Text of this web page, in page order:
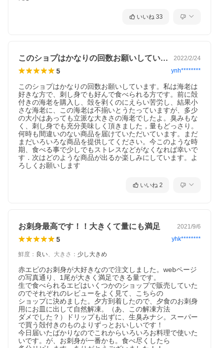
いいね 33
このショプはかなりの回数お願いしていま… 2022/2/24
5 ynh********
このショプはかなりの回数お願いしています。私は海老は
好きな方で、刺し身でも好んで食べられる方です。前に殻
付きの海老を購入し、殻を剥くのにえらい苦労し、結果小
さな海老に、この海老は不揃いとうたっていますが、多少
の大小はあっても立派な大きさの海老でしたよ。臭みもな
く、刺し身でも充分美味しく頂きました，量もどっさり。
何時も間違いのない商品を届けていただいています。まだ
まだいろいろな商品を提供してください。今このような時
期、食べる事で少しでもストレスなどがなくなれば幸いで
す．次はどのような商品が出るか楽しみにしています。よ
ろしくお願いします
いいね 2
お刺身最高です！！大きくて量にも満足 2021/9/6
5 yhk********
鮮度 ： 良い、 大きさ ： 少し大きめ
赤エビのお刺身が大好きなので注文しました。webページ
の写真通り、1尾が大きく満足できる量です。
生で食べられるエビはいくつかのショップで販売していた
のでそれぞれのレビューをよく見て、こちらの
ショップに決めました。夕方到着したので、夕食のお刺身
用にお皿に出して自然解凍。（あ、この解凍方法
ダメでした？）ドリップも出ずに、生臭みナシ。スーパー
で買う殻付きのものよりずっとおいしいです！
今日届いたばかりなのでこれからいろいろお料理で使いた
いです。が、お刺身が一番かも。食べ尽くしたら